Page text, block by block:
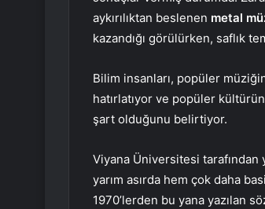
aykırılıktan beslenen metal
kazandığı görülürken, saflık
Bilim insanları, popüler
hatırlatıyor ve popüler
şart olduğunu belirtiyor.
Viyana Üniversitesi tarafından
yarım asırda hem çok daha
1970’lerden bu yana yazılan